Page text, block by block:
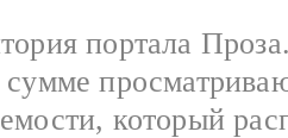
портала
который